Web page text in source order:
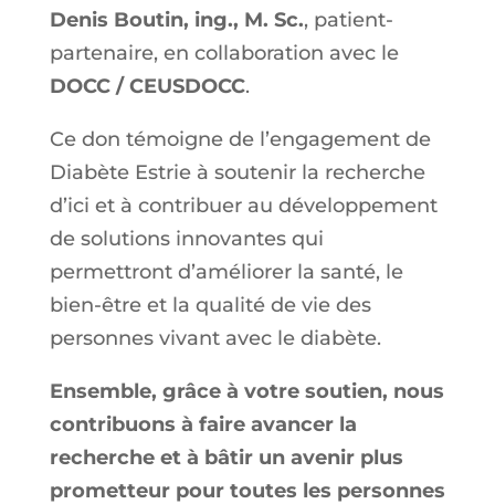
Denis Boutin, ing., M. Sc., patient-
partenaire, en collaboration avec le
DOCC / CEUSDOCC.
Ce don témoigne de l’engagement de
Diabète Estrie à soutenir la recherche
d’ici et à contribuer au développement
de solutions innovantes qui
permettront d’améliorer la santé, le
bien-être et la qualité de vie des
personnes vivant avec le diabète.
Ensemble, grâce à votre soutien, nous
contribuons à faire avancer la
recherche et à bâtir un avenir plus
prometteur pour toutes les personnes